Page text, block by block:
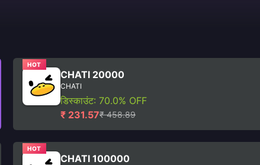
HOT
CHATI 20000
CHATI
डिस्काउंट: 70.0% OFF
₹ 231.57₹ 458.89
HOT
CHATI 100000